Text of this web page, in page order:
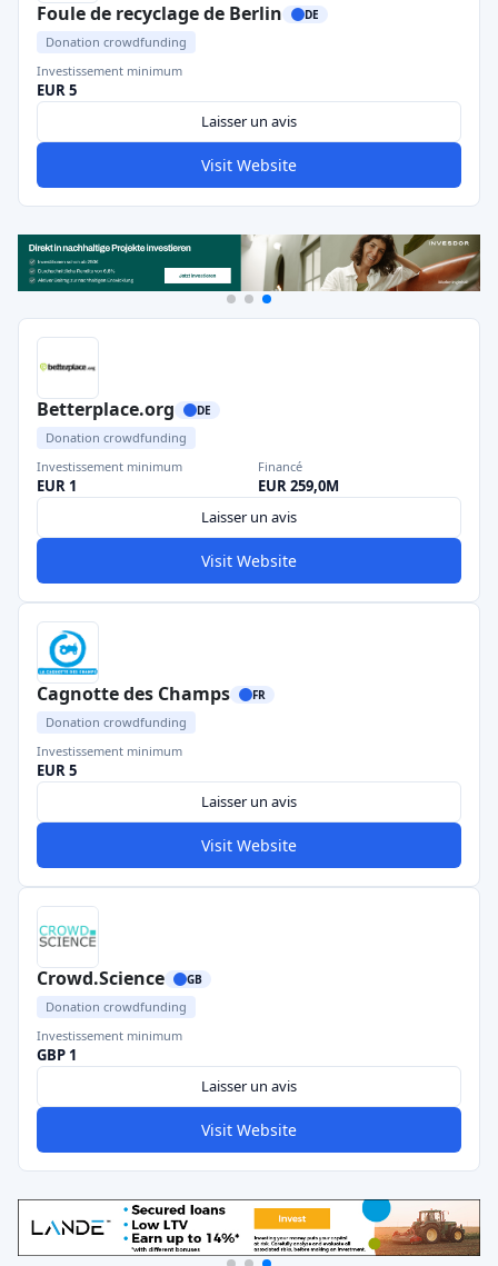
Foule de recyclage de Berlin DE
Donation crowdfunding
Investissement minimum
EUR 5
Laisser un avis
Visit Website
Betterplace.org DE
Donation crowdfunding
Investissement minimum
EUR 1
Financé
EUR 259,0M
Laisser un avis
Visit Website
Cagnotte des Champs FR
Donation crowdfunding
Investissement minimum
EUR 5
Laisser un avis
Visit Website
Crowd.Science GB
Donation crowdfunding
Investissement minimum
GBP 1
Laisser un avis
Visit Website